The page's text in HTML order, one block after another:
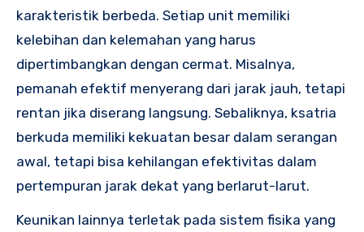
karakteristik berbeda. Setiap unit memiliki
kelebihan dan kelemahan yang harus
dipertimbangkan dengan cermat. Misalnya,
pemanah efektif menyerang dari jarak jauh, tetapi
rentan jika diserang langsung. Sebaliknya, ksatria
berkuda memiliki kekuatan besar dalam serangan
awal, tetapi bisa kehilangan efektivitas dalam
pertempuran jarak dekat yang berlarut-larut.
Keunikan lainnya terletak pada sistem fisika yang